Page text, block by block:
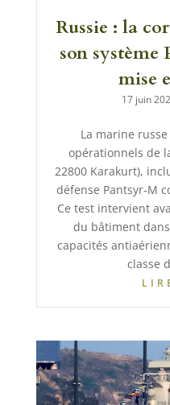
Russie : la
son système
mise
17 juin
La marine
opérationnels de
22800 Karakurt),
défense Pantsyr-M
Ce test intervient
du bâtiment
capacités
classe